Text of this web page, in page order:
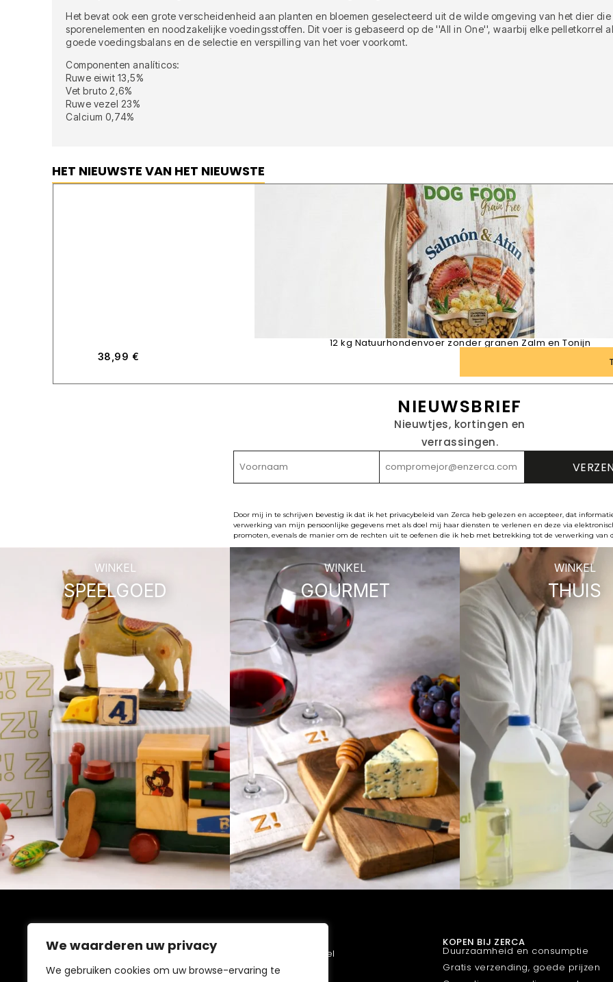
We waarderen uw privacy
We gebruiken cookies om uw browse-ervaring te
Het bevat ook een grote verscheidenheid aan planten en bloemen geselecteerd uit de wilde omgeving van het dier
sporenelementen en noodzakelijke voedingsstoffen. Dit voer is gebaseerd op de ''All in One'', waarbij elke pelletkorrel
goede voedingsbalans en de selectie en verspilling van het voer voorkomt.
Componenten analíticos:
Ruwe eiwit 13,5%
Vet bruto 2,6%
Ruwe vezel 23%
Calcium 0,74%
HET NIEUWSTE VAN HET NIEUWSTE
12 kg Natuurhondenvoer zonder granen Zalm en Tonijn
38,99 €
NIEUWSBRIEF
Nieuwtjes, kortingen en
verrassingen.
Door mij in te schrijven bevestig ik dat ik het privacybeleid van Zerca heb gelezen en accepteer, dat
verwerking van mijn persoonlijke gegevens met als doel mij haar diensten te verlenen en deze via
promoten, evenals de manier om de rechten uit te oefenen die ik heb met betrekking tot de verwerking van
WINKEL
SPEELGOED
WINKEL
GOURMET
WINKEL
THUIS
Speelgoedwinkel
Gourmetwinkel
KOPEN BIJ ZERCA
Duurzaamheid en consumptie
Gratis verzending, goede prijzen